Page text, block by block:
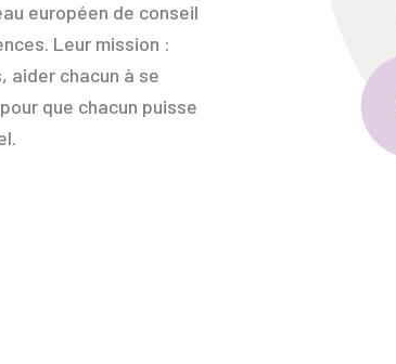
européen de conseil
Leur mission :
chacun à se
que chacun puisse